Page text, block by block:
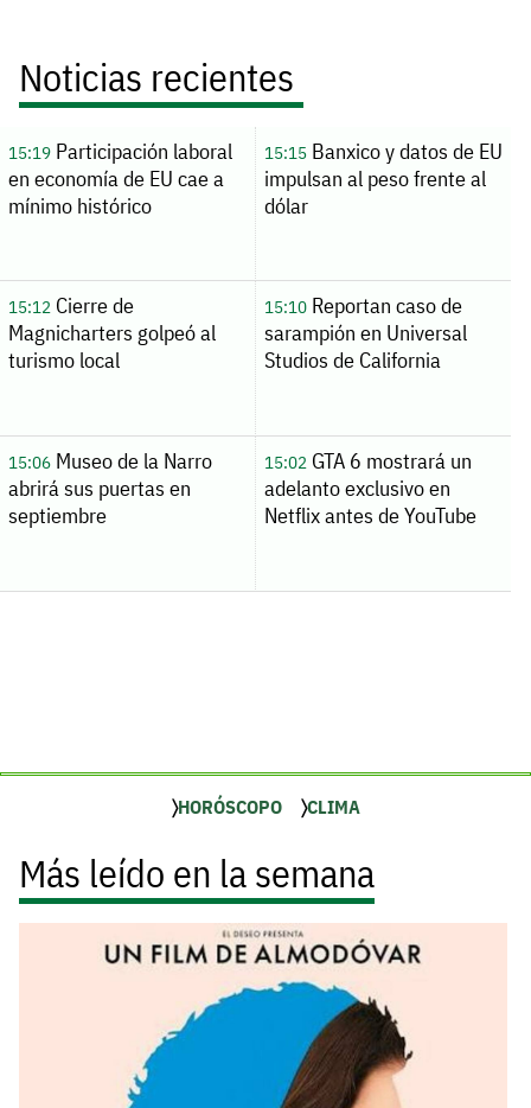
Noticias recientes
15:19Participación laboral
en economía de EU cae a
mínimo histórico
15:15Banxico y datos de EU
impulsan al peso frente al
dólar
15:12Cierre de
Magnicharters golpeó al
turismo local
15:10Reportan caso de
sarampión en Universal
Studios de California
15:06Museo de la Narro
abrirá sus puertas en
septiembre
15:02GTA 6 mostrará un
adelanto exclusivo en
Netflix antes de YouTube
HORÓSCOPO CLIMA
Más leído en la semana